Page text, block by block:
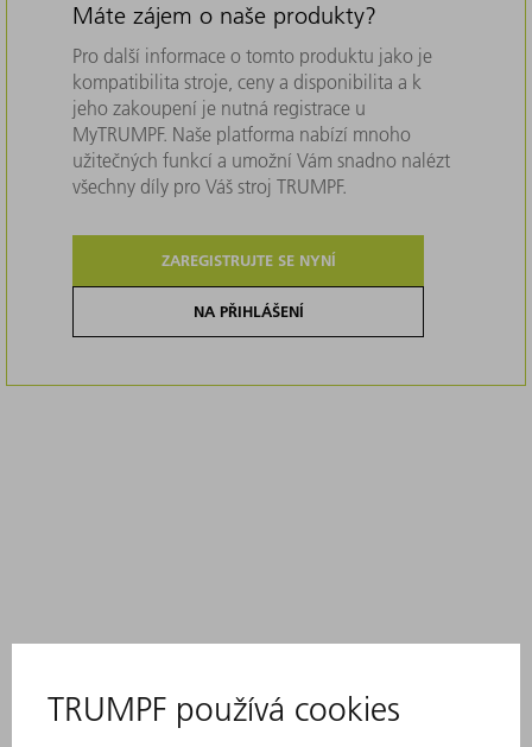
Máte zájem o naše produkty?
Pro další informace o tomto produktu jako je
kompatibilita stroje, ceny a disponibilita a k
jeho zakoupení je nutná registrace u
MyTRUMPF. Naše platforma nabízí mnoho
užitečných funkcí a umožní Vám snadno nalézt
všechny díly pro Váš stroj TRUMPF.
ZAREGISTRUJTE SE NYNÍ
NA PŘIHLÁŠENÍ